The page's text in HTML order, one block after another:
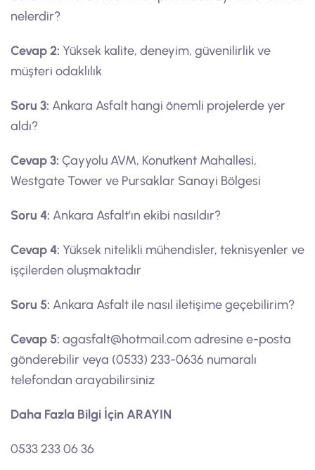
nelerdir?
Cevap 2: Yüksek kalite, deneyim, güvenilirlik ve
müşteri odaklılık
Soru 3: Ankara Asfalt hangi önemli projelerde yer
aldı?
Cevap 3: Çayyolu AVM, Konutkent Mahallesi,
Westgate Tower ve Pursaklar Sanayi Bölgesi
Soru 4: Ankara Asfalt’ın ekibi nasıldır?
Cevap 4: Yüksek nitelikli mühendisler, teknisyenler ve
işçilerden oluşmaktadır
Soru 5: Ankara Asfalt ile nasıl iletişime geçebilirim?
Cevap 5: agasfalt@hotmail.comadresine e-posta
gönderebilir veya (0533) 233-0636 numaralı
telefondan arayabilirsiniz
Daha Fazla Bilgi İçin ARAYIN
0533 233 06 36